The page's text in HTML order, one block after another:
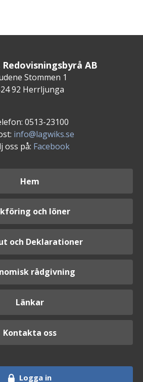
AB
Stommen 1
92 Herrljunga
0513-23100
info@lagwiks.se
oss på: Facebook
Hem
och löner
och Deklarationer
rådgivning
Länkar
Kontakta oss
Logga in